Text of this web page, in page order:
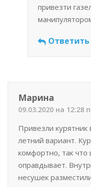
привезти
Ответить
Марина
09.03.2020 на 12:28
Привезли курятник
летний вариант.
комфортно, так что
оправдывает.
несушек